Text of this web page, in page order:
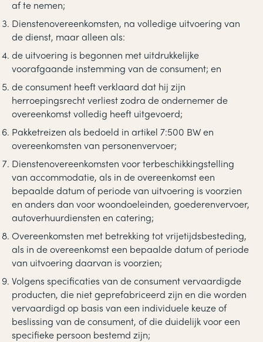
af te nemen;
Dienstenovereenkomsten, na volledige uitvoering van
de dienst, maar alleen als:
de uitvoering is begonnen met uitdrukkelijke
voorafgaande instemming van de consument; en
de consument heeft verklaard dat hij zijn
herroepingsrecht verliest zodra de ondernemer de
overeenkomst volledig heeft uitgevoerd;
Pakketreizen als bedoeld in artikel 7:500 BW en
overeenkomsten van personenvervoer;
Dienstenovereenkomsten voor terbeschikkingstelling
van accommodatie, als in de overeenkomst een
bepaalde datum of periode van uitvoering is voorzien
en anders dan voor woondoeleinden, goederenvervoer,
autoverhuurdiensten en catering;
Overeenkomsten met betrekking tot vrijetijdsbesteding,
als in de overeenkomst een bepaalde datum of periode
van uitvoering daarvan is voorzien;
Volgens specificaties van de consument vervaardigde
producten, die niet geprefabriceerd zijn en die worden
vervaardigd op basis van een individuele keuze of
beslissing van de consument, of die duidelijk voor een
specifieke persoon bestemd zijn;